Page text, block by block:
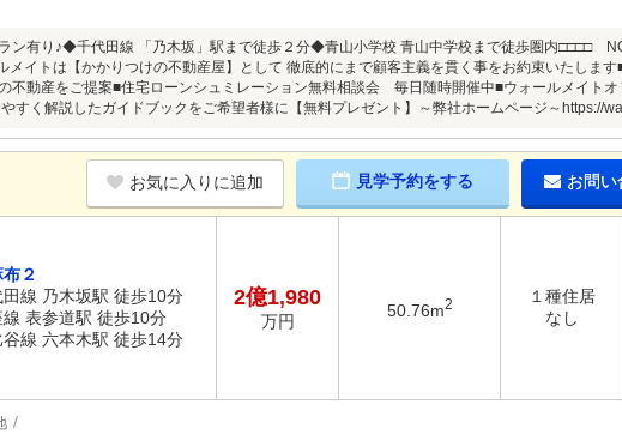
ン有り♪◆千代田線 「乃木坂」駅まで徒歩２分◆青山小学校 青山中学校まで徒歩圏内□□□□
イトは【かかりつけの不動産屋】として 徹底的にまで顧客主義を貫く事をお約束いたします
不動産をご提案■住宅ローンシュミレーション無料相談会 毎日随時開催中■ウォールメイトオ
すく解説したガイドブックをご希望者様に【無料プレゼント】～弊社ホームページ～https://
お気に入りに追加 見学予約をする お問い
２
線 乃木坂駅 徒歩10分
表参道駅 徒歩10分
線 六本木駅 徒歩14分
2億1,980
万円
50.76m2
１種住居
なし